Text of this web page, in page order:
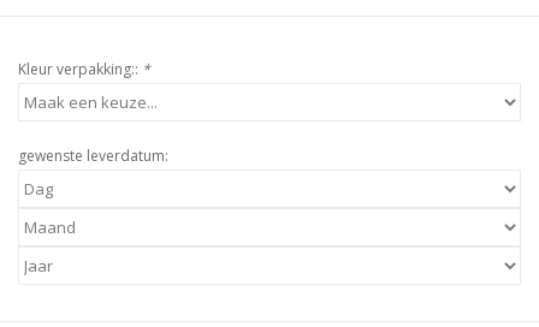
Kleur verpakking:: *
gewenste leverdatum: